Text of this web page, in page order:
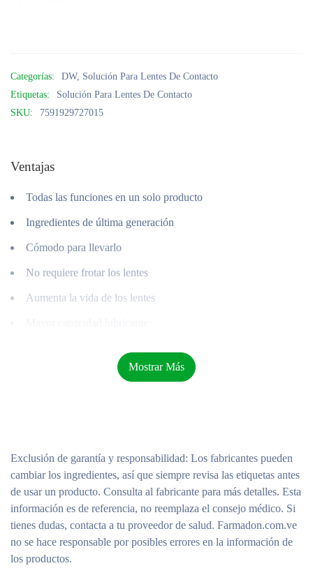
Categorías: DW, Solución Para Lentes De Contacto
Etiquetas:
Solución Para Lentes De Contacto
SKU:
7591929727015
Ventajas
Todas las funciones en un solo producto
Ingredientes de última generación
Cómodo para llevarlo
No requiere frotar los lentes
Aumenta la vida de los lentes
Mostrar Más
Exclusión de garantía y responsabilidad: Los fabricantes pueden
cambiar los ingredientes, así que siempre revisa las etiquetas antes
de usar un producto. Consulta al fabricante para más detalles. Esta
información es de referencia, no reemplaza el consejo médico. Si
tienes dudas, contacta a tu proveedor de salud. Farmadon.com.ve
no se hace responsable por posibles errores en la información de
los productos.